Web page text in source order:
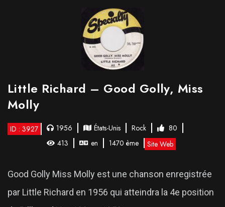
Little Richard – Good Golly, Miss
Molly
ID : 3927 1956 États-Unis Rock
80
413
en 1470 ème Site Web
Good Golly Miss Molly est une chanson enregistrée
par Little Richard en 1956 qui atteindra la 4e position